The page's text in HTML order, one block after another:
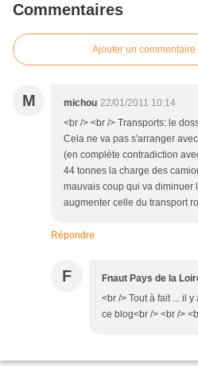
Commentaires
Ajouter un commentaire
M michou 22/01/2011 10:14
<br /> <br /> Transports: le
Cela ne va pas s'arranger
(en complète contradiction
44 tonnes la charge des
mauvais coup qui va diminuer
augmenter celle du transport
Répondre
F Fnaut Pays de la
<br /> Tout à fait ... il
ce blog<br /> <br />